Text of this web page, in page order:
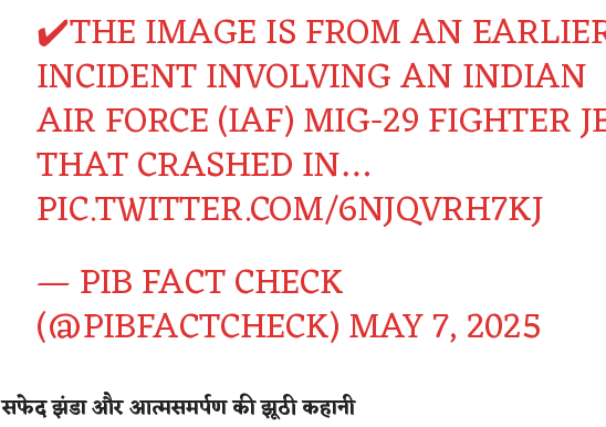
✔️THE IMAGE IS FROM AN
INCIDENT INVOLVING AN INDIAN
AIR FORCE (IAF) MIG-29 FIGHTER
THAT CRASHED IN…
PIC.TWITTER.COM/6NJQVRH7KJ
— PIB FACT CHECK
(@PIBFACTCHECK)MAY 7, 2025
सफेद झंडा और आत्मसमर्पण की झूठी कहानी